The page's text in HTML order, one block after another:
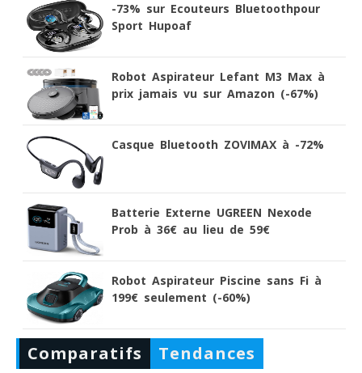
-73% sur Ecouteurs Bluetoothpour
Sport Hupoaf
Robot Aspirateur Lefant M3 Max à
prix jamais vu sur Amazon (-67%)
Casque Bluetooth ZOVIMAX à -72%
Batterie Externe UGREEN Nexode
Prob à 36€ au lieu de 59€
Robot Aspirateur Piscine sans Fi à
199€ seulement (-60%)
Comparatifs Tendances